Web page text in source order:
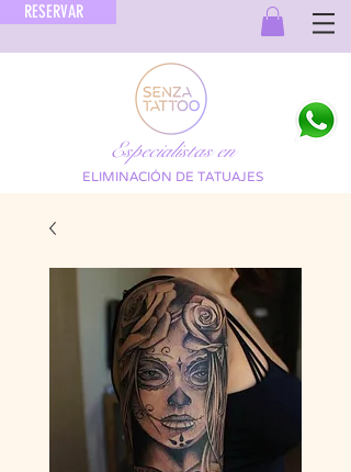
RESERVAR
Especialistas en
ELIMINACIÓN DE TATUAJES